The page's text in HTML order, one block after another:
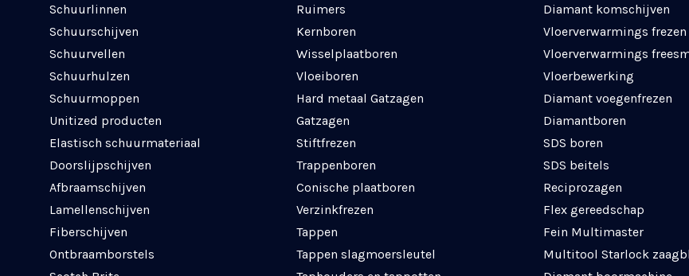
Schuurlinnen
Schuurschijven
Schuurvellen
Schuurhulzen
Schuurmoppen
Unitized producten
Elastisch schuurmateriaal
Doorslijpschijven
Afbraamschijven
Lamellenschijven
Fiberschijven
Ontbraamborstels
Ruimers
Kernboren
Wisselplaatboren
Vloeiboren
Hard metaal Gatzagen
Gatzagen
Stiftfrezen
Trappenboren
Conische plaatboren
Verzinkfrezen
Tappen
Tappen slagmoersleutel
Diamant komschijven
Vloerverwarmings frezen
Vloerverwarmings
Vloerbewerking
Diamant voegenfrezen
Diamantboren
SDS boren
SDS beitels
Reciprozagen
Flex gereedschap
Fein Multimaster
Multitool Starlock